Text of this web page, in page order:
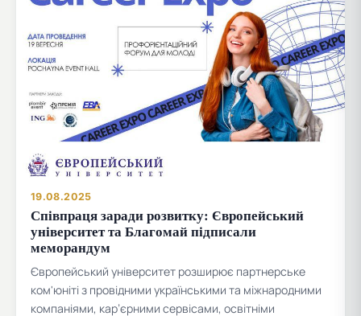
19.08.2025
Співпраця заради розвитку: Європейський
університет та Благомай підписали
меморандум
Європейський університет розширює партнерське
ком'юніті з провідними українськими та міжнародними
компаніями, кар’єрними сервісами, освітніми